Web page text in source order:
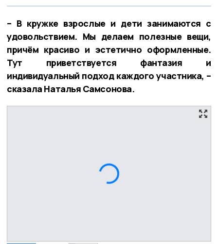
– В кружке взрослые и дети занимаются с
удовольствием. Мы делаем полезные вещи,
причём красиво и эстетично оформленные.
Тут приветствуется фантазия и
индивидуальный подход каждого участника, –
сказала Наталья Самсонова.